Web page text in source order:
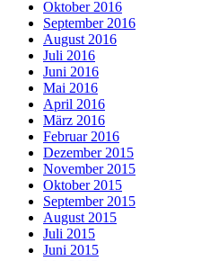
Oktober 2016
September 2016
August 2016
Juli 2016
Juni 2016
Mai 2016
April 2016
März 2016
Februar 2016
Dezember 2015
November 2015
Oktober 2015
September 2015
August 2015
Juli 2015
Juni 2015